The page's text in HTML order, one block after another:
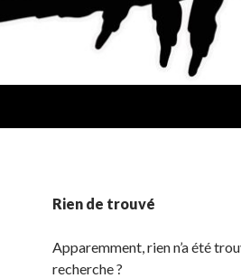
Rien de trouvé
Apparemment, rien n’a été
recherche ?